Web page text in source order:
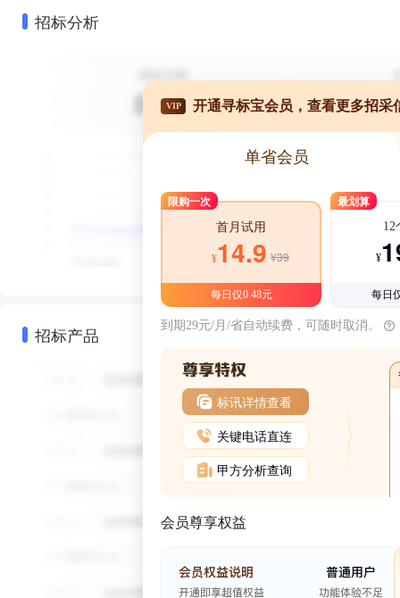
招标分析
招标产品
VIP 开通寻标宝会员，查看更多招采
单省会员
限购一次
首月试用
¥14.9 ¥39
每日仅0.48元
最划算
12
¥
每日
到期29元/月/省自动续费，可随时取消。
标讯详情查看
关键电话直连
甲方分析查询
会员尊享权益